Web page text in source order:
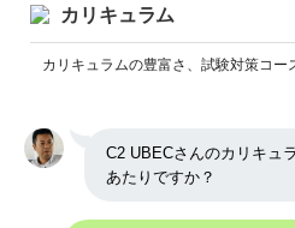
カリキュラム
カリキュラムの豊富さ、試験対策コー
C2 UBECさんのカリキュ
あたりですか？